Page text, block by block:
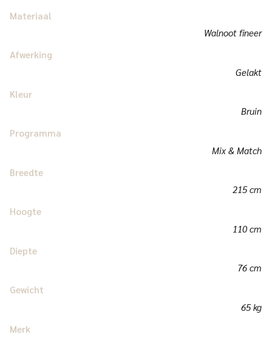
Materiaal
Walnoot fineer
Afwerking
Gelakt
Kleur
Bruin
Programma
Mix & Match
Breedte
215 cm
Hoogte
110 cm
Diepte
76 cm
Gewicht
65 kg
Merk